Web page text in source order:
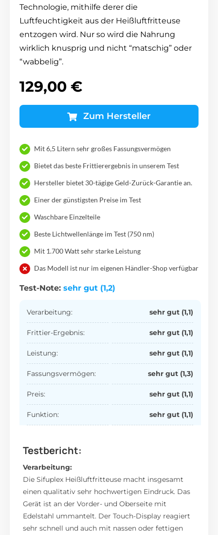
Technologie, mithilfe derer die
Luftfeuchtigkeit aus der Heißluftfritteuse
entzogen wird. Nur so wird die Nahrung
wirklich knusprig und nicht “matschig” oder
“wabbelig”.
129,00 €
Zum Hersteller
Mit 6,5 Litern sehr großes Fassungsvermögen
Bietet das beste Frittierergebnis in unserem Test
Hersteller bietet 30-tägige Geld-Zurück-Garantie an.
Einer der günstigsten Preise im Test
Waschbare Einzelteile
Beste Lichtwellenlänge im Test (750 nm)
Mit 1.700 Watt sehr starke Leistung
Das Modell ist nur im eigenen Händler-Shop verfügbar
Test-Note: sehr gut (1,2)
Verarbeitung: sehr gut (1,1)
Frittier-Ergebnis: sehr gut (1,1)
Leistung: sehr gut (1,1)
Fassungsvermögen: sehr gut (1,3)
Preis: sehr gut (1,1)
Funktion: sehr gut (1,1)
Testbericht:
Verarbeitung:
Die Sifuplex Heißluftfritteuse macht insgesamt
einen qualitativ sehr hochwertigen Eindruck. Das
Gerät ist an der Vorder- und Oberseite mit
Edelstahl ummantelt. Der Touch-Display reagiert
sehr schnell und auch mit nassen oder fettigen